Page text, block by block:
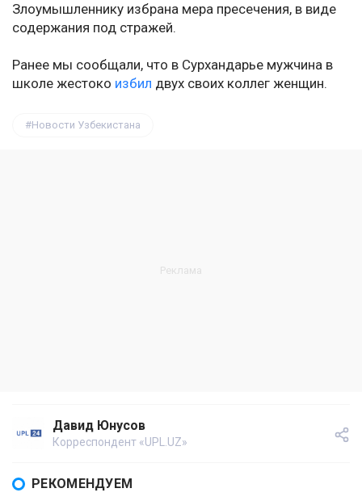
Злоумышленнику избрана мера пресечения, в виде
содержания под стражей.
Ранее мы сообщали, что в Сурхандарье мужчина в
школе жестоко избил двух своих коллег женщин.
Новости Узбекистана
Давид Юнусов
Корреспондент «UPL.UZ»
РЕКОМЕНДУЕМ